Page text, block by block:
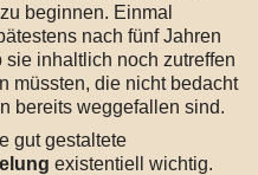
zu beginnen. Einmal
nach fünf Jahren
inhaltlich noch zutreffen
müssten, die nicht bedacht
bereits weggefallen sind.
gut gestaltete
existentiell wichtig.